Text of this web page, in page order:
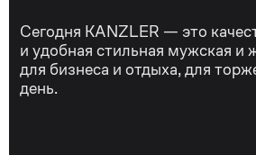
Сегодня KANZLER — это
и удобная стильная мужская и
для бизнеса и отдыха, для
день.